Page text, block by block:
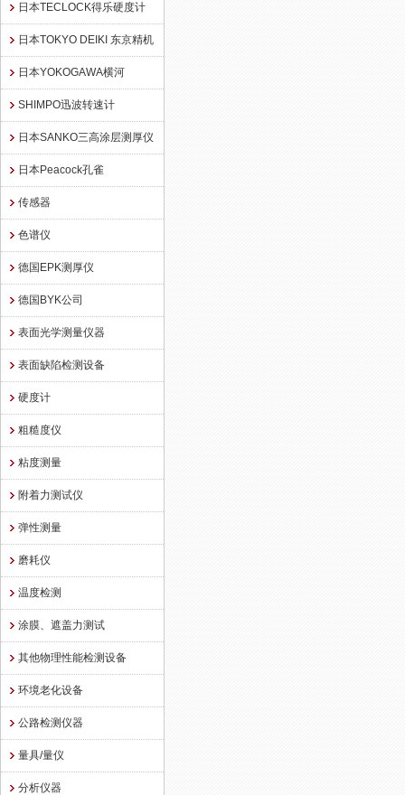
日本TECLOCK得乐硬度计
日本TOKYO DEIKI 东京精机
日本YOKOGAWA横河
SHIMPO迅波转速计
日本SANKO三高涂层测厚仪
日本Peacock孔雀
传感器
色谱仪
德国EPK测厚仪
德国BYK公司
表面光学测量仪器
表面缺陷检测设备
硬度计
粗糙度仪
粘度测量
附着力测试仪
弹性测量
磨耗仪
温度检测
涂膜、遮盖力测试
其他物理性能检测设备
环境老化设备
公路检测仪器
量具/量仪
分析仪器